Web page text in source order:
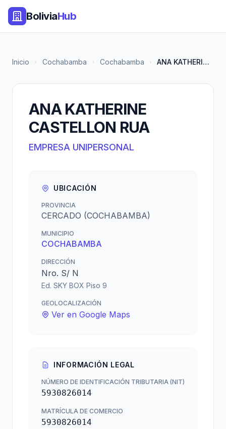
BoliviaHub
Inicio Cochabamba Cochabamba ANA KATHERINE CASTELLON RUA
ANA KATHERINE
CASTELLON RUA
EMPRESA UNIPERSONAL
UBICACIÓN
PROVINCIA
CERCADO (COCHABAMBA)
MUNICIPIO
COCHABAMBA
DIRECCIÓN
Nro. S/ N
Ed. SKY BOX Piso 9
GEOLOCALIZACIÓN
Ver en Google Maps
INFORMACIÓN LEGAL
NÚMERO DE IDENTIFICACIÓN TRIBUTARIA (NIT)
5930826014
MATRÍCULA DE COMERCIO
5930826014